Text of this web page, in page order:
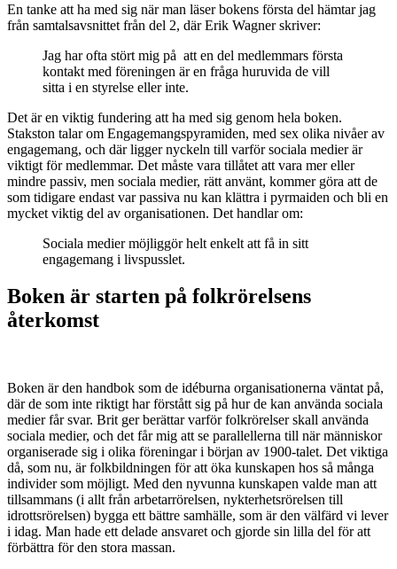
En tanke att ha med sig när man läser bokens första del hämtar jag
från samtalsavsnittet från del 2, där Erik Wagner skriver:
Jag har ofta stört mig på att en del medlemmars första
kontakt med föreningen är en fråga huruvida de vill
sitta i en styrelse eller inte.
Det är en viktig fundering att ha med sig genom hela boken.
Stakston talar om Engagemangspyramiden, med sex olika nivåer av
engagemang, och där ligger nyckeln till varför sociala medier är
viktigt för medlemmar. Det måste vara tillåtet att vara mer eller
mindre passiv, men sociala medier, rätt använt, kommer göra att de
som tidigare endast var passiva nu kan klättra i pyrmaiden och bli en
mycket viktig del av organisationen. Det handlar om:
Sociala medier möjliggör helt enkelt att få in sitt
engagemang i livspusslet.
Boken är starten på folkrörelsens
återkomst
Boken är den handbok som de idéburna organisationerna väntat på,
där de som inte riktigt har förstått sig på hur de kan använda sociala
medier får svar. Brit ger berättar varför folkrörelser skall använda
sociala medier, och det får mig att se parallellerna till när människor
organiserade sig i olika föreningar i början av 1900-talet. Det viktiga
då, som nu, är folkbildningen för att öka kunskapen hos så många
individer som möjligt. Med den nyvunna kunskapen valde man att
tillsammans (i allt från arbetarrörelsen, nykterhetsrörelsen till
idrottsrörelsen) bygga ett bättre samhälle, som är den välfärd vi lever
i idag. Man hade ett delade ansvaret och gjorde sin lilla del för att
förbättra för den stora massan.